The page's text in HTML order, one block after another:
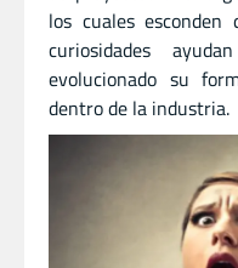
los cuales esconden
curiosidades
evolucionado su
dentro de la industria.